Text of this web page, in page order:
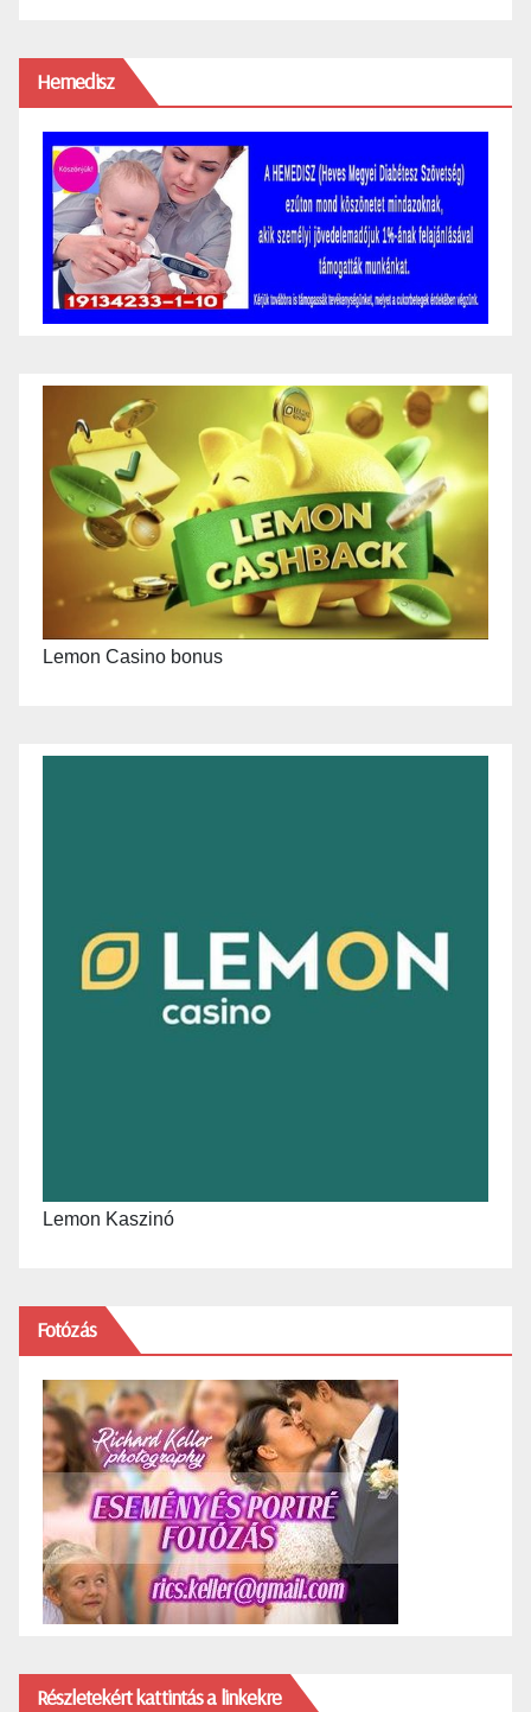
Hemedisz
Lemon Casino bonus
Lemon Kaszinó
Fotózás
Részletekért kattintás a linkekre